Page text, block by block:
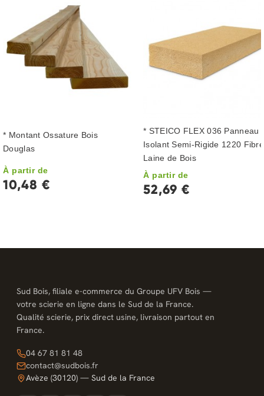
* Montant Ossature Bois
Douglas
À partir de
10,48 €
* STEICO FLEX 036 Panneau
Isolant Semi-Rigide 1220 Fibre
Laine de Bois
À partir de
52,69 €
Sud Bois, filiale e-commerce du Groupe UFV Bois —
votre scierie en ligne dans le Sud de la France.
Qualité scierie, prix direct usine, livraison partout en
France.
04 67 81 81 48
contact@sudbois.fr
Avèze (30120) — Sud de la France